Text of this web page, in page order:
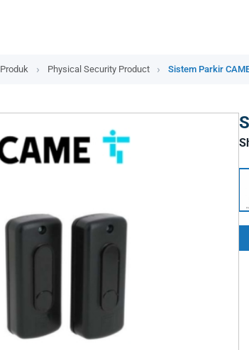
Produk Physical Security Product Sistem Parkir